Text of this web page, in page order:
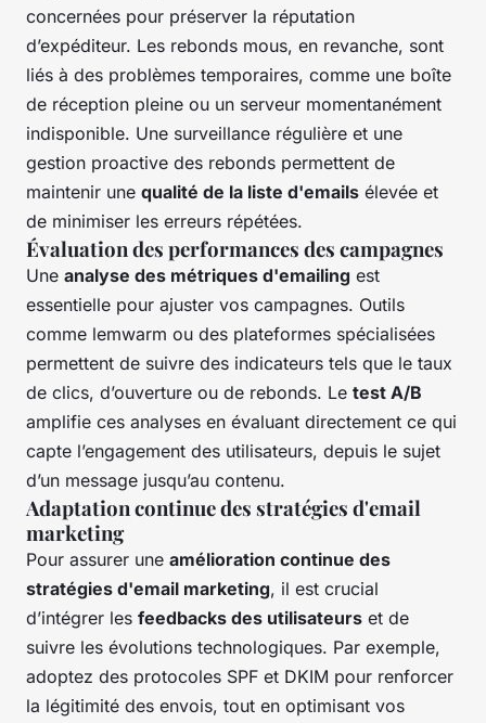
concernées pour préserver la réputation
d’expéditeur. Les rebonds mous, en revanche, sont
liés à des problèmes temporaires, comme une boîte
de réception pleine ou un serveur momentanément
indisponible. Une surveillance régulière et une
gestion proactive des rebonds permettent de
maintenir une qualité de la liste d'emails élevée et
de minimiser les erreurs répétées.
Évaluation des performances des campagnes
Une analyse des métriques d'emailing est
essentielle pour ajuster vos campagnes. Outils
comme lemwarm ou des plateformes spécialisées
permettent de suivre des indicateurs tels que le taux
de clics, d’ouverture ou de rebonds. Le test A/B
amplifie ces analyses en évaluant directement ce qui
capte l’engagement des utilisateurs, depuis le sujet
d’un message jusqu’au contenu.
Adaptation continue des stratégies d'email
marketing
Pour assurer une amélioration continue des
stratégies d'email marketing, il est crucial
d’intégrer les feedbacks des utilisateurs et de
suivre les évolutions technologiques. Par exemple,
adoptez des protocoles SPF et DKIM pour renforcer
la légitimité des envois, tout en optimisant vos